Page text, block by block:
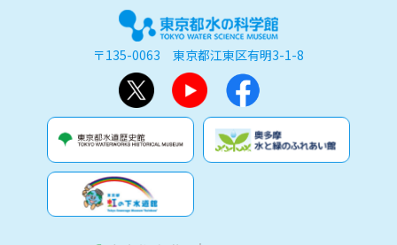
〒135-0063 東京都江東区有明3-1-8